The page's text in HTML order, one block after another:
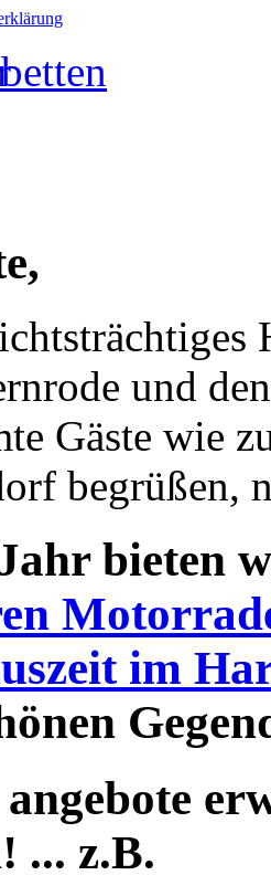
und
Gäste wie
begrüßen,
bieten
im
... z.B.